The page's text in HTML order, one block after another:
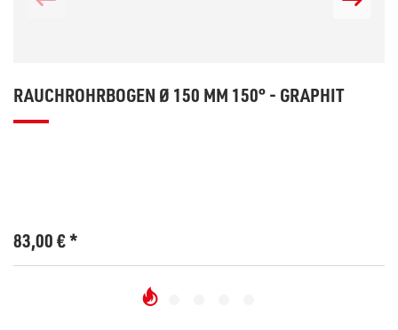
RAUCHROHRBOGEN Ø 150 MM 150° - GRAPHIT
83,00€*